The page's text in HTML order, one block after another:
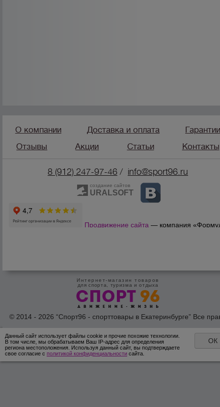
О компании Доставка и оплата
Отзывы
Акции Статьи Контакты
8 (912) 247-97-46 / info@sport96.ru
создание сайтов
URALSOFT
Продвижение сайта — компания
Интернет-магазин товаров
для спорта, туризма и отдыха
© 2014 - 2026 “Спорт96 - спорттовары в Екатеринбурге” Все
Данный сайт использует файлы cookie и прочие похожие технологии.
В том числе, мы обрабатываем Ваш IP-адрес для определения
региона местоположения. Используя данный сайт, вы подтверждаете
свое согласие с политикой конфиденциальности сайта.
ОК